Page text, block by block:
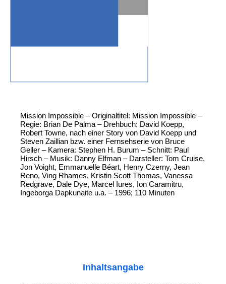
Mission Impossible – Originaltitel: Mission Impossible –
Regie: Brian De Palma – Drehbuch: David Koepp,
Robert Towne, nach einer Story von David Koepp und
Steven Zaillian bzw. einer Fernsehserie von Bruce
Geller – Kamera: Stephen H. Burum – Schnitt: Paul
Hirsch – Musik: Danny Elfman – Darsteller: Tom Cruise,
Jon Voight, Emmanuelle Béart, Henry Czerny, Jean
Reno, Ving Rhames, Kristin Scott Thomas, Vanessa
Redgrave, Dale Dye, Marcel Iures, Ion Caramitru,
Ingeborga Dapkunaite u.a. – 1996; 110 Minuten
Inhaltsangabe